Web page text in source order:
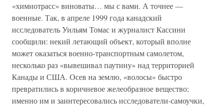
«химиотрасс» виноваты… мы с вами. А точнее —
военные. Так, в апреле 1999 года канадский
исследователь Уильям Томас и журналист Кассини
сообщили: некий летающий объект, который вполне
может оказаться военно-транспортным самолетом,
несколько раз «вывешивал паутину» над территорией
Канады и США. Осев на землю, «волосы» быстро
превратились в коричневое желеобразное вещество;
именно им и заинтересовались исследователи-самоучки,